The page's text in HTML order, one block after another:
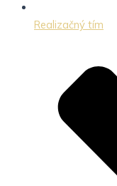
Realizačný tím